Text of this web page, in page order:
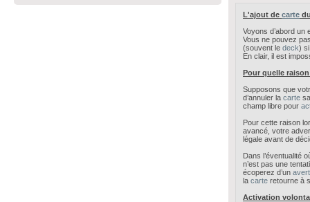
L'ajout de carte
Voyons d’abord un
Vous ne pouvez
(souvent le deck)
En clair, il est
Pour quelle
Supposons que
d’annuler la carte
champ libre pour
Pour cette raison
avancé, votre
légale avant de
Dans l’éventualité
n’est pas une
écoperez d’un
la carte retourne à
Activation